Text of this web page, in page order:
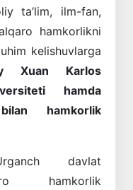
ta’lim, ilm-fan,
hamkorlikni
kelishuvlarga
Xuan Karlos
hamda
bilan hamkorlik
davlat
hamkorlik